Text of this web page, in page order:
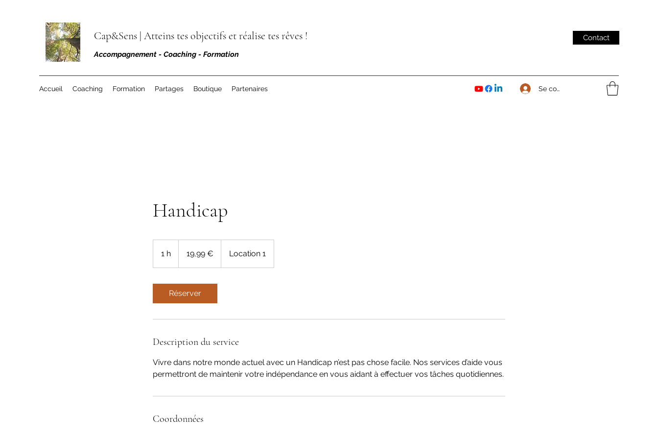
Cap&Sens | Atteins tes objectifs et réalise tes rêves !
Accompagnement - Coaching - Formation
Contact
Accueil Coaching Formation Partages Boutique Partenaires Se connecter
Handicap
1 h 19,99 € Location 1
Réserver
Description du service
Vivre dans notre monde actuel avec un Handicap n’est pas chose facile. Nos services d’aide vous
permettront de maintenir votre indépendance en vous aidant à effectuer vos tâches quotidiennes.
Coordonnées